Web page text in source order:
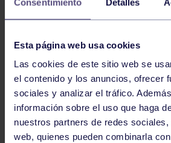
Esta página web usa cookies
Las cookies de este sitio web se
el contenido y los anuncios, ofrecer
sociales y analizar el tráfico.
información sobre el uso que haga
nuestros partners de redes
web, quienes pueden combinarla
20:00h RGCC
JUNIOR FEMENINO B: RGCC –
141 142 143 144